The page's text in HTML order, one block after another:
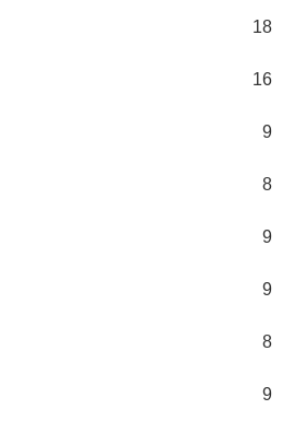
18
16
9
8
9
9
8
9